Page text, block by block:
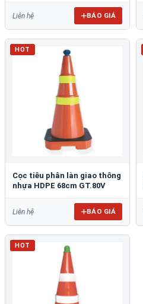
Liên hệ BÁO GIÁ
HOT
Cọc tiêu phân làn giao thông
nhựa HDPE 68cm GT.80V
Liên hệ BÁO GIÁ
HOT